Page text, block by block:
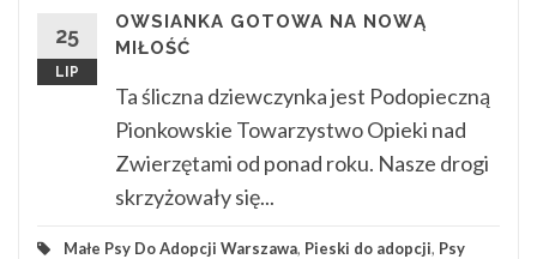
25
LIP
OWSIANKA GOTOWA NA NOWĄ
MIŁOŚĆ
Ta śliczna dziewczynka jest Podopieczną
Pionkowskie Towarzystwo Opieki nad
Zwierzętami od ponad roku. Nasze drogi
skrzyżowały się...
Małe Psy Do Adopcji Warszawa, Pieski do adopcji, Psy